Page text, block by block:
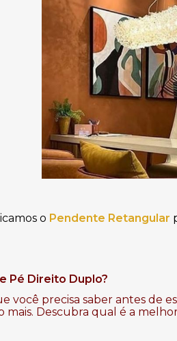
o Pendente Retangular
Pé Direito Duplo?
você precisa saber antes de
Descubra qual é a